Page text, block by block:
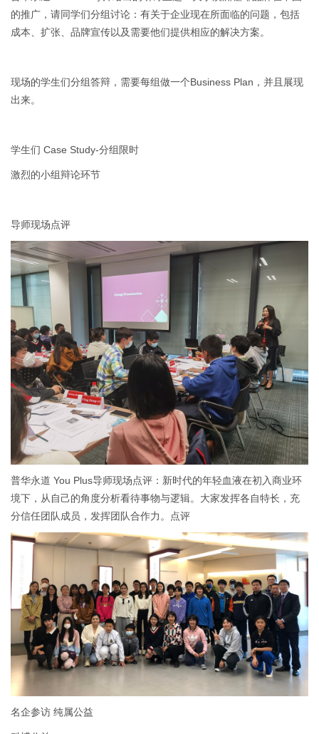
的推广，请同学们分组讨论：有关于企业现在所面临的问题，包括
成本、扩张、品牌宣传以及需要他们提供相应的解决方案。
现场的学生们分组答辩，需要每组做一个Business Plan，并且展现
出来。
学生们 Case Study-分组限时
激烈的小组辩论环节
导师现场点评
普华永道 You Plus导师现场点评：新时代的年轻血液在初入商业环
境下，从自己的角度分析看待事物与逻辑。大家发挥各自特长，充
分信任团队成员，发挥团队合作力。点评
名企参访 纯属公益